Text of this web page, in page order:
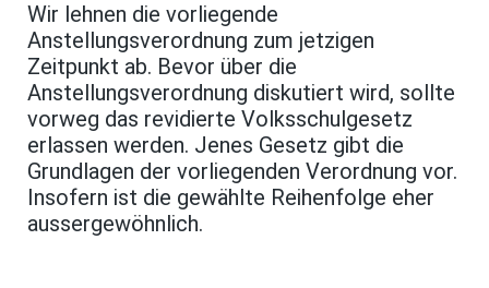
Wir lehnen die vorliegende
Anstellungsverordnung zum jetzigen
Zeitpunkt ab. Bevor über die
Anstellungsverordnung diskutiert wird, sollte
vorweg das revidierte Volksschulgesetz
erlassen werden. Jenes Gesetz gibt die
Grundlagen der vorliegenden Verordnung vor.
Insofern ist die gewählte Reihenfolge eher
aussergewöhnlich.